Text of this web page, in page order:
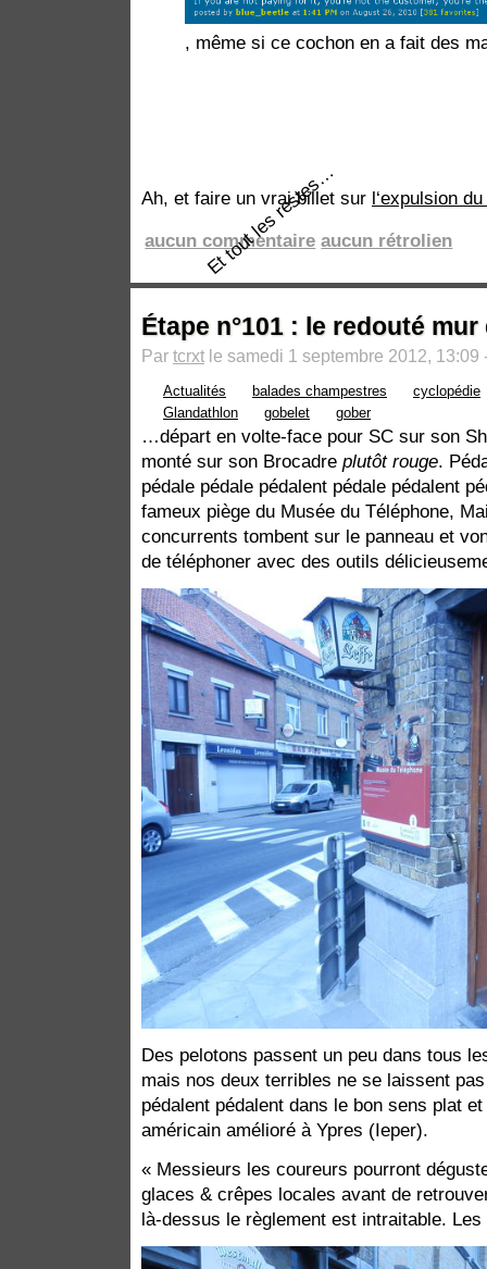
, même si ce cochon en a fait des
Et tout les restes…
Ah, et faire un vrai billet sur l‘expulsion
aucun commentaire aucun rétrolien
Étape n°101 : le redouté
Par tcrxt le samedi 1 septembre 2012, 13:09
Actualités balades champestres
cyclopédie
Glandathlon
gobelet gober
…départ en volte-face pour SC sur son
monté sur son Brocadre plutôt rouge.
pédale pédale pédalent pédale pédalent
fameux piège du Musée du Téléphone,
concurrents tombent sur le panneau et
de téléphoner avec des outils
Des pelotons passent un peu dans tous
mais nos deux terribles ne se laissent
pédalent pédalent dans le bon sens plat
américain amélioré à Ypres (Ieper).
« Messieurs les coureurs pourront
glaces & crêpes locales avant de
là-dessus le règlement est intraitable.